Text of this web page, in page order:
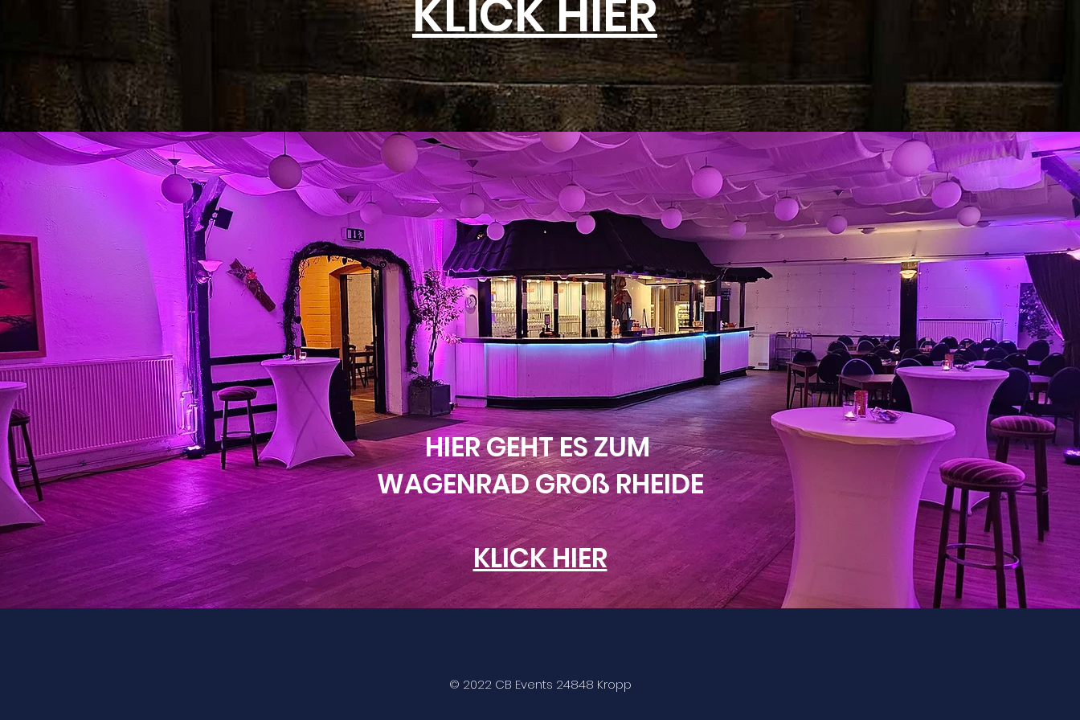
KLICK HIER
HIER GEHT ES ZUM
WAGENRAD GROß RHEIDE
KLICK HIER
© 2022 CB Events 24848 Kropp